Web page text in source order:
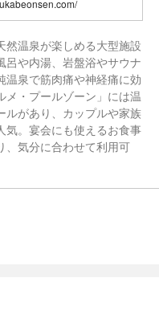
然温泉が楽しめる大型施設
呂や内湯、岩盤浴やサウナ
温泉で筋肉痛や神経痛に効
メ・プールゾーン」には温
ルがあり、カップルや家族
気。宴会にも使えるお食事
、気分に合わせて利用可